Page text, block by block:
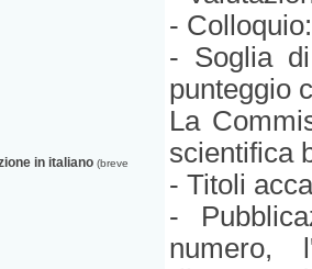
in italiano (breve
-
- Soglia
punteggio
La
scientifica
- Titoli
-
numero,